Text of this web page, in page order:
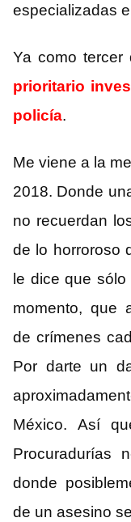
especializadas
Ya como tercer
prioritario
policía.
Me viene a la
2018. Donde
no recuerdan
de lo horroroso
le dice que
momento, que
de crímenes
Por darte un
México. Así
Procuradurías
donde
de un asesino